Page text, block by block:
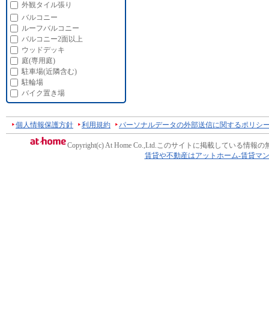
外観タイル張り
バルコニー
ルーフバルコニー
バルコニー2面以上
ウッドデッキ
庭(専用庭)
駐車場(近隣含む)
駐輪場
バイク置き場
個人情報保護方針 利用規約 パーソナルデータの外部送信に関するポリシ
Copyright(c) At Home Co.,Ltd.このサイトに掲載している情報の
賃貸や不動産はアットホーム-賃貸マ